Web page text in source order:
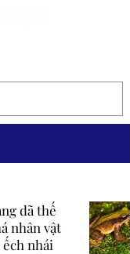
dã thế
nhân vật
nhái